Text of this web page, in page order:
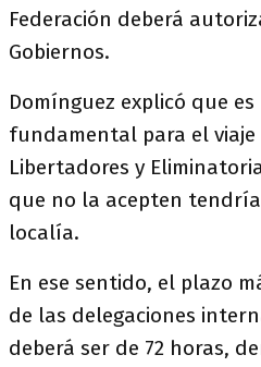
Federación deberá
Gobiernos.
Domínguez explicó que
fundamental para el
Libertadores y
que no la acepten
localía.
En ese sentido, el plazo
de las delegaciones
deberá ser de 72 horas,